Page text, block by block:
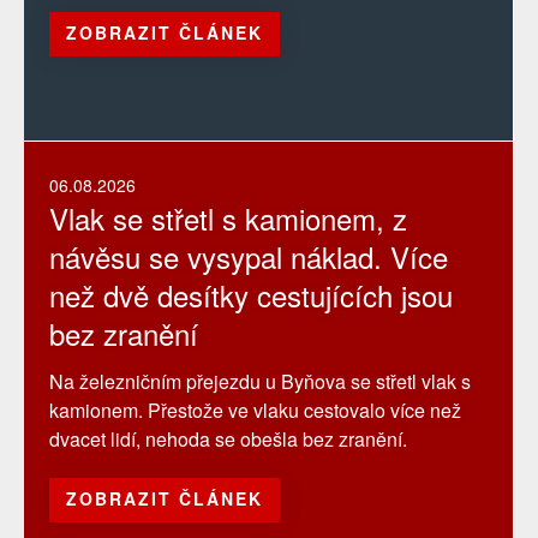
ZOBRAZIT ČLÁNEK
06.08.2026
Vlak se střetl s kamionem, z
návěsu se vysypal náklad. Více
než dvě desítky cestujících jsou
bez zranění
Na železničním přejezdu u Byňova se střetl vlak s
kamionem. Přestože ve vlaku cestovalo více než
dvacet lidí, nehoda se obešla bez zranění.
ZOBRAZIT ČLÁNEK